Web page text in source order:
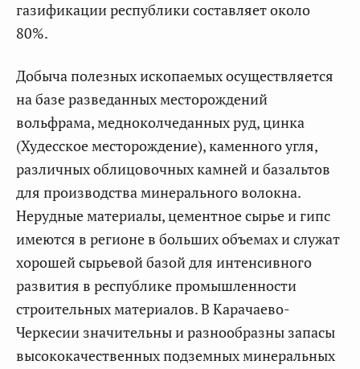
газификации республики составляет около
80%.
Добыча полезных ископаемых осуществляется
на базе разведанных месторождений
вольфрама, медноколчеданных руд, цинка
(Худесское месторождение), каменного угля,
различных облицовочных камней и базальтов
для производства минерального волокна.
Нерудные материалы, цементное сырье и гипс
имеются в регионе в больших объемах и служат
хорошей сырьевой базой для интенсивного
развития в республике промышленности
строительных материалов. В Карачаево-
Черкесии значительны и разнообразны запасы
высококачественных подземных минеральных